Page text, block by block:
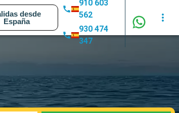
desde
España
910 603
562
930 474
347